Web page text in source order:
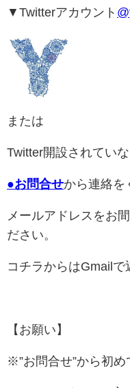
▼Twitterアカウント @
または
Twitter開設されてい
●お問合せから連絡を
メールアドレスをお
ださい。
コチラからはGmailで
【お願い】
※”お問合せ”から初め